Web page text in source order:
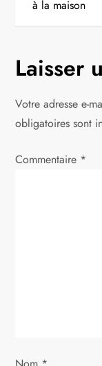
g
a
t
i
’
à la maison
Laisser
Votre adresse e-
obligatoires sont
Commentaire *